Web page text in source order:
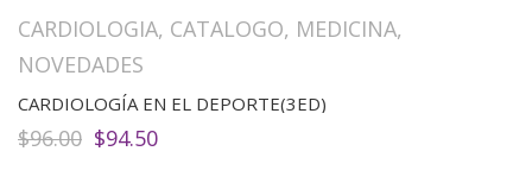
CARDIOLOGIA, CATALOGO, MEDICINA,
NOVEDADES
CARDIOLOGÍA EN EL DEPORTE(3ED)
$96.00 El
$94.50El